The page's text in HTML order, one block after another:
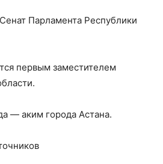
Парламента Республики
первым заместителем
— аким города Астана.